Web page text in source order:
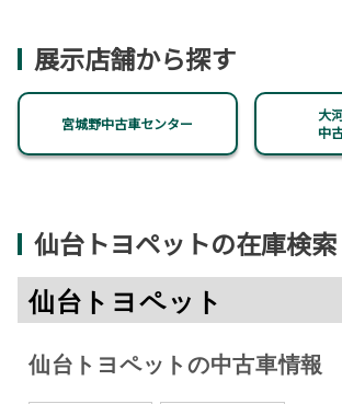
展示店舗から探す
宮城野中古車センター
大
中
仙台トヨペットの在庫検索